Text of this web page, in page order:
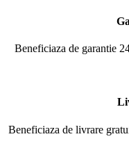
Beneficiaza de garantie
Beneficiaza de livrare